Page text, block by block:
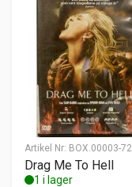
Artikel Nr: BOX.00003-72
Drag Me To Hell
1 i lager